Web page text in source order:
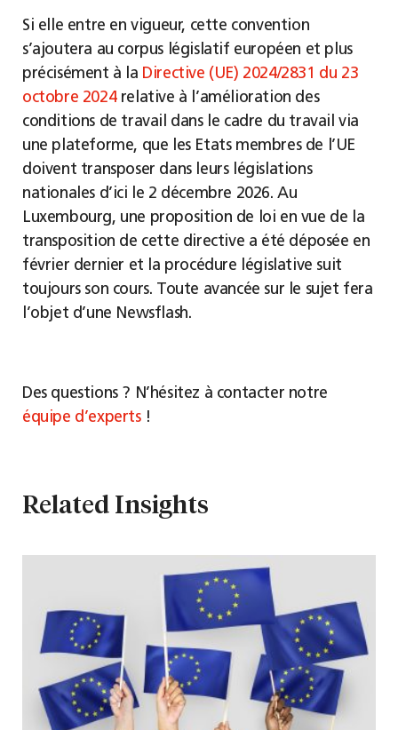
Si elle entre en vigueur, cette convention
s’ajoutera au corpus législatif européen et plus
précisément à la Directive (UE) 2024/2831 du 23
octobre 2024relative à l’amélioration des
conditions de travail dans le cadre du travail via
une plateforme, que les Etats membres de l’UE
doivent transposer dans leurs législations
nationales d’ici le 2 décembre 2026. Au
Luxembourg, une proposition de loi en vue de la
transposition de cette directive a été déposée en
février dernier et la procédure législative suit
toujours son cours. Toute avancée sur le sujet fera
l’objet d’une Newsflash.
Des questions ? N’hésitez à contacter notre
équipe d’experts!
Related Insights